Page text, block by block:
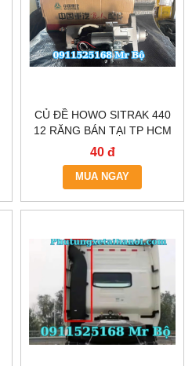
CỦ ĐỀ HOWO SITRAK 440
12 RĂNG BÁN TẠI TP HCM
40 đ
MUA NGAY